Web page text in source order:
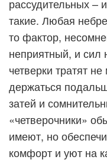
рассудительных –
такие. Любая
то фактор,
неприятный, и сил
четверки тратят
держаться
затей и
«четверочники»
имеют, но
комфорт и уют на